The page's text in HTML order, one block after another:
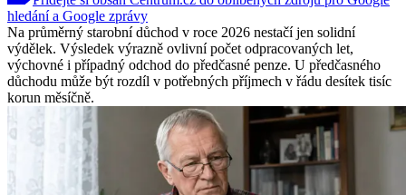
hledání a Google zprávy
Na průměrný starobní důchod v roce 2026 nestačí jen solidní
výdělek. Výsledek výrazně ovlivní počet odpracovaných let,
výchovné i případný odchod do předčasné penze. U předčasného
důchodu může být rozdíl v potřebných příjmech v řádu desítek tisíc
korun měsíčně.